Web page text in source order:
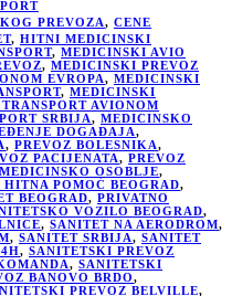
PREVOZA, CENE
, HITNI MEDICINSKI
, MEDICINSKI AVIO
, MEDICINSKI PREVOZ
EVROPA, MEDICINSKI
, MEDICINSKI
AVIONOM
SRBIJA, MEDICINSKO
DOGAĐAJA,
, PREVOZ BOLESNIKA,
PACIJENATA, PREVOZ
OSOBLJE,
HITNA POMOĆ BEOGRAD,
BEOGRAD, PRIVATNO
VOZILO BEOGRAD,
, SANITET NA AERODROM,
, SANITET SRBIJA, SANITET
, SANITETSKI PREVOZ
, SANITETSKI
BANOVO BRDO,
PREVOZ BELVILLE,